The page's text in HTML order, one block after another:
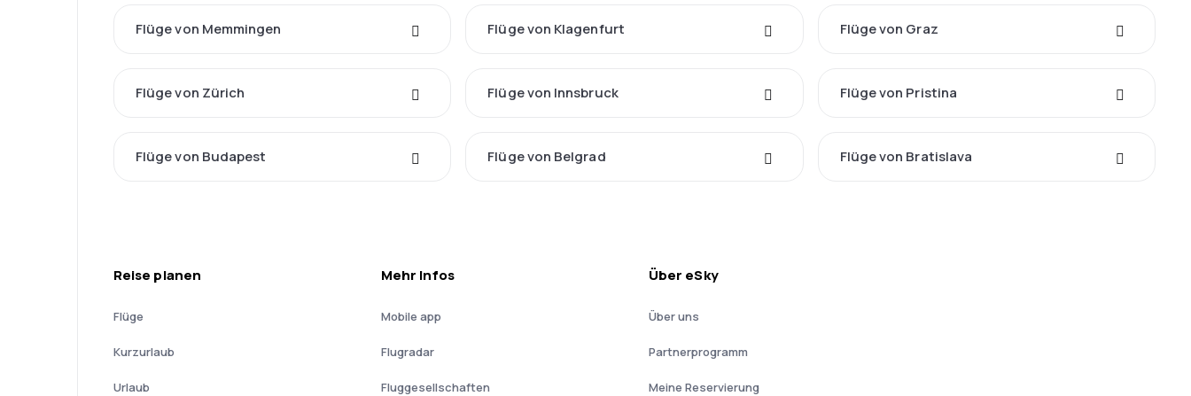
Flüge von Memmingen Flüge von Klagenfurt Flüge von Graz
Flüge von Zürich Flüge von Innsbruck Flüge von Pristina
Flüge von Budapest Flüge von Belgrad Flüge von Bratislava
Reise planen
Flüge
Kurzurlaub
Urlaub
Mehr Infos
Mobile app
Flugradar
Fluggesellschaften
Über eSky
Über uns
Partnerprogramm
Meine Reservierung